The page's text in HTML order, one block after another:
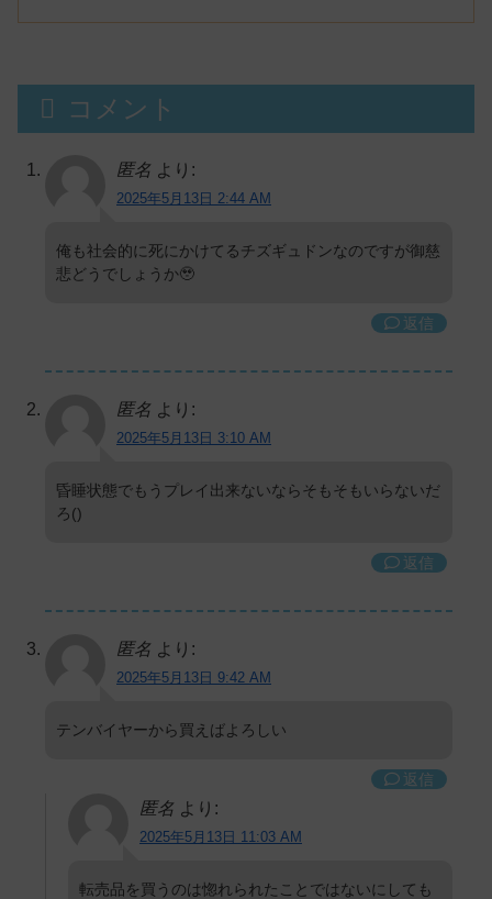
コメント
匿名 より:
2025年5月13日 2:44 AM
俺も社会的に死にかけてるチズギュドンなのですが御慈
悲どうでしょうか🥹
返信
匿名 より:
2025年5月13日 3:10 AM
昏睡状態でもうプレイ出来ないならそもそもいらないだ
ろ()
返信
匿名 より:
2025年5月13日 9:42 AM
テンバイヤーから買えばよろしい
返信
匿名 より:
2025年5月13日 11:03 AM
転売品を買うのは惚れられたことではないにしても